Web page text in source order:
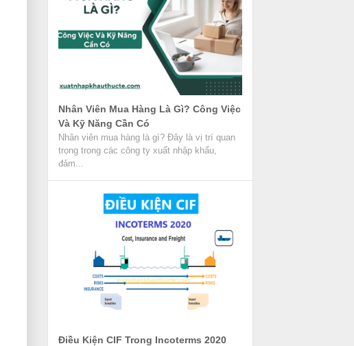
Nhân Viên Mua Hàng Là Gì? Công Việc
Và Kỹ Năng Cần Có
Nhân viên mua hàng là gì? Đây là vị trí quan
trọng trong các công ty xuất nhập khẩu,
đảm...
Điều Kiện CIF Trong Incoterms 2020